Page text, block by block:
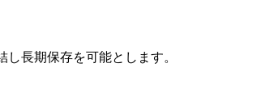
長期保存を可能とします。